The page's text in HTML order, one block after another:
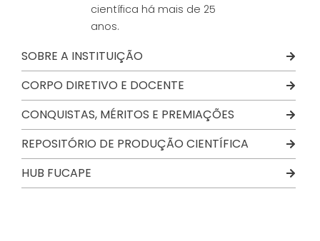
científica há mais de 25
anos.
SOBRE A INSTITUIÇÃO
CORPO DIRETIVO E DOCENTE
CONQUISTAS, MÉRITOS E PREMIAÇÕES
REPOSITÓRIO DE PRODUÇÃO CIENTÍFICA
HUB FUCAPE